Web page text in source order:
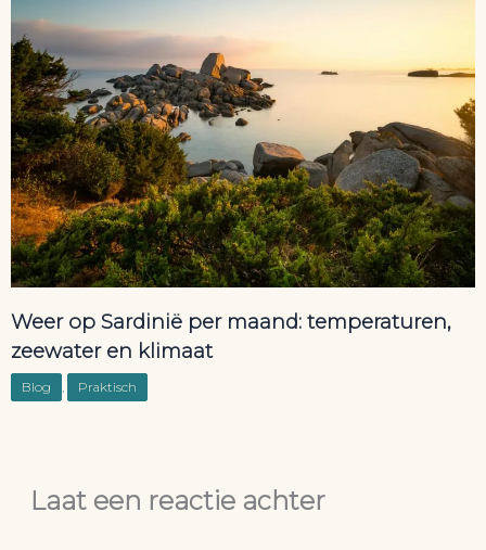
Weer op Sardinië per maand: temperaturen,
zeewater en klimaat
Blog , Praktisch
Laat een reactie achter